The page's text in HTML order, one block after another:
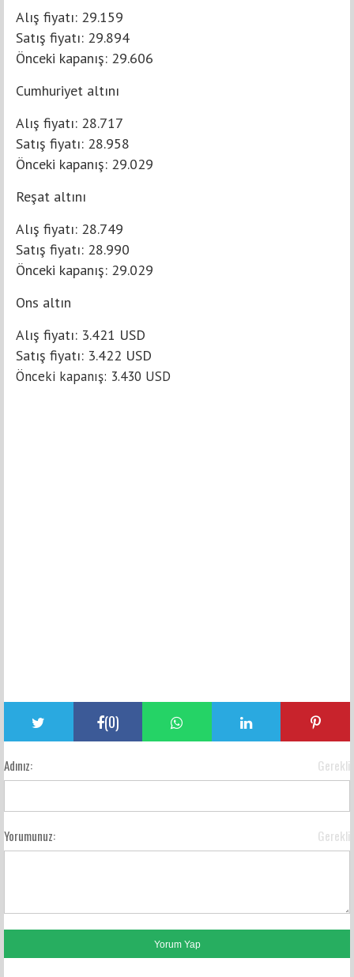
Alış fiyatı: 29.159
Satış fiyatı: 29.894
Önceki kapanış: 29.606
Cumhuriyet altını
Alış fiyatı: 28.717
Satış fiyatı: 28.958
Önceki kapanış: 29.029
Reşat altını
Alış fiyatı: 28.749
Satış fiyatı: 28.990
Önceki kapanış: 29.029
Ons altın
Alış fiyatı: 3.421 USD
Satış fiyatı: 3.422 USD
Önceki kapanış: 3.430 USD
(0)
Adınız: Gerekli
Yorumunuz: Gerekli